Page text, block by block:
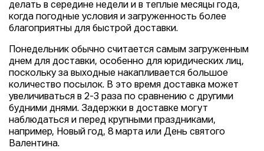
делать в середине недели и в теплые месяцы года,
когда погодные условия и загруженность более
благоприятны для быстрой доставки.
Понедельник обычно считается самым загруженным
днем для доставки, особенно для юридических лиц,
поскольку за выходные накапливается большое
количество посылок. В это время доставка может
увеличиваться в 2-3 раза по сравнению с другими
будними днями. Задержки в доставке могут
наблюдаться и перед крупными праздниками,
например, Новый год, 8 марта или День святого
Валентина.